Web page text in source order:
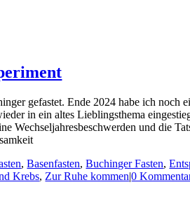
gefastet. Ende 2024 habe ich
in ein altes Lieblingsthema
und die
,Basenfasten,Buchinger Fasten,
Krebs, Zur Ruhe kommen|0